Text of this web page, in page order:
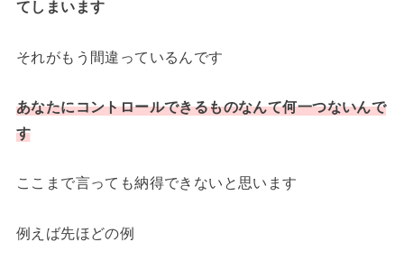
てしまいます
それがもう間違っているんです
あなたにコントロールできるものなんて何一つないんで
す
ここまで言っても納得できないと思います
例えば先ほどの例